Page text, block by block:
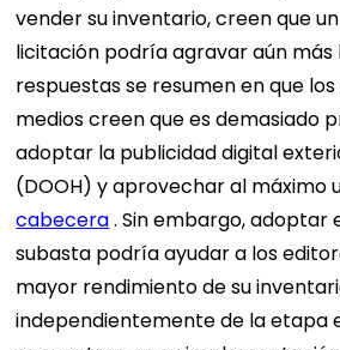
vender su inventario, creen que
licitación podría agravar aún más
respuestas se resumen en que
medios creen que es demasiado
adoptar la publicidad digital
(DOOH) y aprovechar al máximo
cabecera. Sin embargo, adoptar
subasta podría ayudar a los
mayor rendimiento de su
independientemente de la etapa